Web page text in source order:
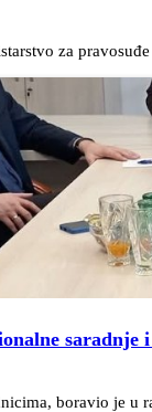
za
saradnje
boravio je u